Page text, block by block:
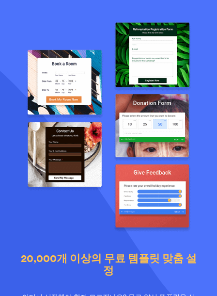
20,000개 이상의 무료 템플릿 맞춤 설
정